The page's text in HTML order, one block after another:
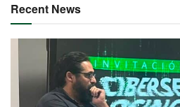
Recent News